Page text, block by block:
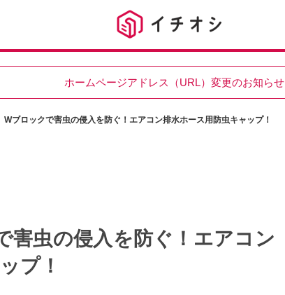
ホームページアドレス（URL）変更のお知らせ
Wブロックで害虫の侵入を防ぐ！エアコン排水ホース用防虫キャップ！
害虫の侵入を防ぐ！エアコン
プ！